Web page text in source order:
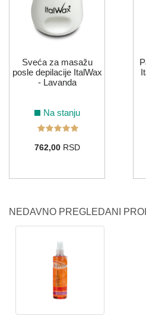
Sveća za masažu
posle depilacije ItalWax
- Lavanda
Na stanju
762,00RSD
NEDAVNO PREGLEDANI